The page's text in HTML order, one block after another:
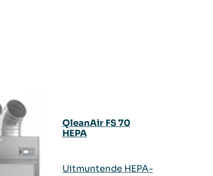
QleanAir FS 70
HEPA
Uitmuntende HEPA-